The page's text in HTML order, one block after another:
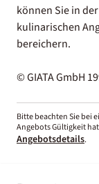
können Sie in
kulinarischen
bereichern.
© GIATA GmbH
Bitte beachten Sie bei
Angebots Gültigkeit
Angebotsdetails.